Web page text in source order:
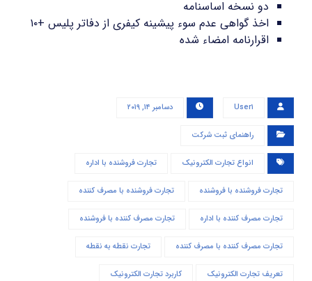
دو نسخه اساسنامه
اخذ گواهی عدم سوء پیشینه کیفری از دفاتر پلیس +۱۰
اقرارنامه امضاء شده
User۱ دسامبر ۱۴, ۲۰۱۹
راهنمای ثبت شرکت
انواع تجارت الکترونیک تجارت فروشنده با اداره
تجارت فروشنده با فروشنده تجارت فروشنده با مصرف کننده
تجارت مصرف کننده با اداره تجارت مصرف کننده با فروشنده
تجارت مصرف کننده با مصرف کننده تجارت نقطه به نقطه
تعریف تجارت الکترونیک کاربرد تجارت الکترونیک